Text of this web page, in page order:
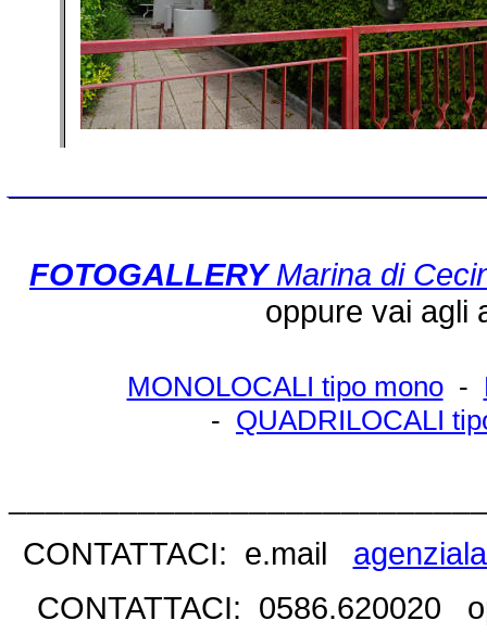
FOTOGALLERYMarina di
oppure vai agli
MONOLOCALI tipo mono-
- QUADRILOCALI
CONTATTACI: e.mail
CONTATTACI: 0586.620020